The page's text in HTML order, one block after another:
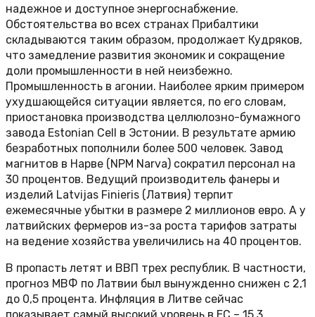
надежное и доступное энергоснабжение.
Обстоятельства во всех странах Прибалтики
складываются таким образом, продолжает Кудряков,
что замедление развития экономик и сокращение
доли промышленности в ней неизбежно.
Промышленность в агонии. Наиболее ярким примером
ухудшающейся ситуации является, по его словам,
приостановка производства целлюлозно-бумажного
завода Estonian Cell в Эстонии. В результате армию
безработных пополнили более 500 человек. Завод
магнитов в Нарве (NPM Narva) сократил персонал на
30 процентов. Ведущий производитель фанеры и
изделий Latvijas Finieris (Латвия) терпит
ежемесячные убытки в размере 2 миллионов евро. А у
латвийских фермеров из-за роста тарифов затраты
на ведение хозяйства увеличились на 40 процентов.
В пропасть летят и ВВП трех республик. В частности,
прогноз МВФ по Латвии был вынужденно снижен с 2,1
до 0,5 процента. Инфляция в Литве сейчас